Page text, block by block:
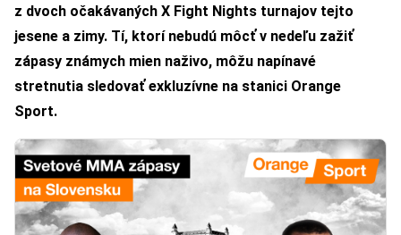
z dvoch očakávaných X Fight Nights turnajov tejto
jesene a zimy. Tí, ktorí nebudú môcť v nedeľu zažiť
zápasy známych mien naživo, môžu napínavé
stretnutia sledovať exkluzívne na stanici Orange
Sport.